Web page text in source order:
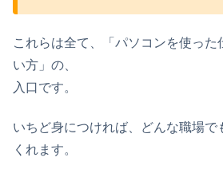
これらは全て、「パソコンを使った
い方」の、
入口です。
いちど身につければ、どんな職場で
くれます。